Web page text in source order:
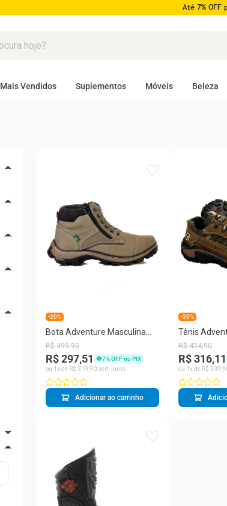
Até 7% OFF
Mais Vendidos Suplementos Móveis Beleza
-20%
Bota Adventure Masculina
Couro Zíper Lateral Conforto
Trilha
R$ 399,90
R$ 297,51 7% OFF no PIX
ou 1 x de R$ 319 90 sem juros
Adicionar ao carrinho
-20%
Tênis
Couro Trilha
Conforto
R$ 424,90
R$ 316,11
ou 1 x de R$ 339